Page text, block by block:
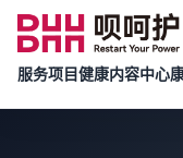
服务项目健康内容中心